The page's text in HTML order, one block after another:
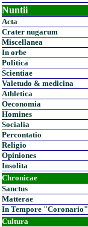
Nuntii
Acta
Crater nugarum
Miscellanea
In orbe
Politica
Scientiae
Valetudo & medicina
Athletica
Oeconomia
Homines
Socialia
Percontatio
Religio
Opiniones
Insolita
Chronicae
Sanctus
Matterae
In Tempore "Coronario"
Cultura